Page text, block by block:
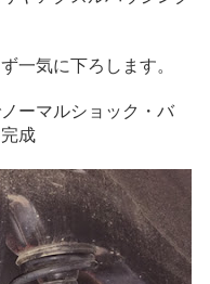
します。
ョック・バ
成